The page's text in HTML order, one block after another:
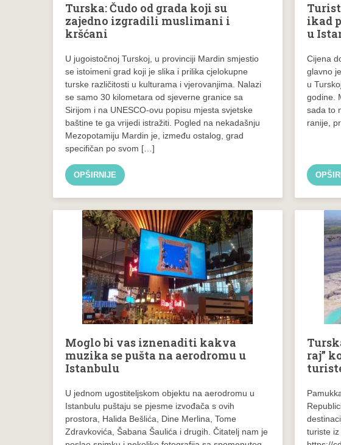
Turska: Čudo od grada koji su
zajedno izgradili muslimani i
kršćani
U jugoistočnoj Turskoj, u provinciji Mardin smjestio
se istoimeni grad koji je slika i prilika cjelokupne
turske različitosti u kulturama i vjerovanjima. Nalazi
se samo 30 kilometara od sjeverne granice sa
Sirijom i na UNESCO-ovu popisu mjesta svjetske
baštine te ga vrijedi istražiti. Pogled na nekadašnju
Mezopotamiju Mardin je, između ostalog, grad
specifičan po svom […]
OPŠIRNIJE
ikad
u
Cijena
glavno
u
godine.
sada to
ranije,
Moglo bi vas iznenaditi kakva
muzika se pušta na aerodromu u
Istanbulu
U jednom ugostiteljskom objektu na aerodromu u
Istanbulu puštaju se pjesme izvođača s ovih
prostora, Halida Bešlića, Dine Merlina, Tome
Zdravkovića, Šabana Šaulića i drugih. Čitatelj nam je
raj”
turiste